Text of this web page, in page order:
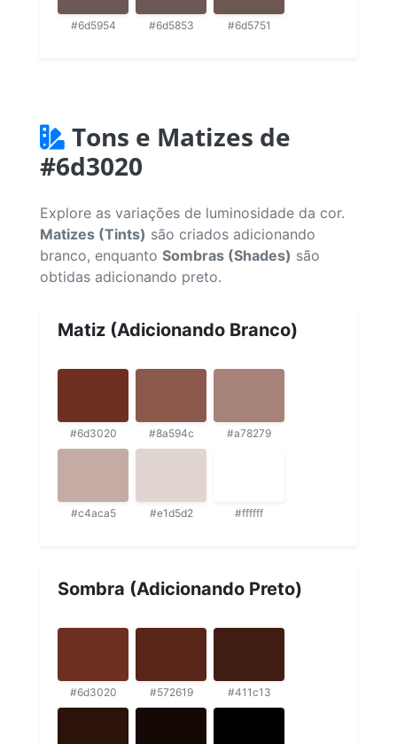
#6d5954 #6d5853 #6d5751
Tons e Matizes de
#6d3020
Explore as variações de luminosidade da cor.
Matizes (Tints) são criados adicionando
branco, enquanto Sombras (Shades) são
obtidas adicionando preto.
Matiz (Adicionando Branco)
#6d3020 #8a594c #a78279
#c4aca5 #e1d5d2 #ffffff
Sombra (Adicionando Preto)
#6d3020 #572619 #411c13